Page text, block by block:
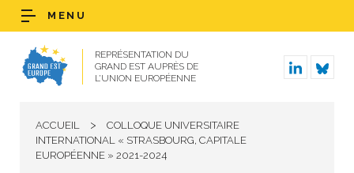
REPRÉSENTATION DU
GRAND EST AUPRÈS DE
L’UNION EUROPÉENNE
MENU
ACCUEIL >
COLLOQUE UNIVERSITAIRE
INTERNATIONAL « STRASBOURG, CAPITALE
EUROPÉENNE » 2021-2024